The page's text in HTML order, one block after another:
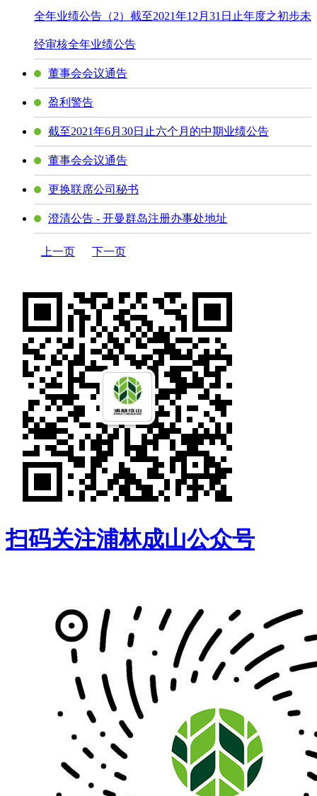
全年业绩公告（2）截至2021年12月31日止年度之初步未
经审核全年业绩公告
董事会会议通告
盈利警告
截至2021年6月30日止六个月的中期业绩公告
董事会会议通告
更换联席公司秘书
澄清公告 - 开曼群岛注册办事处地址
上一页 下一页
扫码关注浦林成山公众号